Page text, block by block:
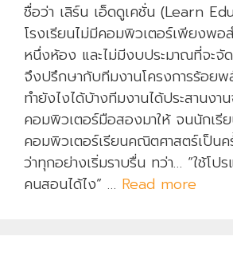
ชื่อว่า เลิร์น เอ็ดดูเคชั่น (Learn
โรงเรียนไม่มีคอมพิวเตอร์เพียงพอ
หนึ่งห้อง และไม่มีงบประมาณที่จะ
จึงปรึกษากับทีมงานโครงการร้อยพ
ทำยังไงได้บ้างทีมงานได้ประสานงา
คอมพิวเตอร์มือสองมาให้ จนนักเรีย
คอมพิวเตอร์เรียนคณิตศาสตร์เป็น
ว่าทุกอย่างเริ่มราบรื่น ทว่า… “ใช้โป
คนสอนได้ไง” … Read more